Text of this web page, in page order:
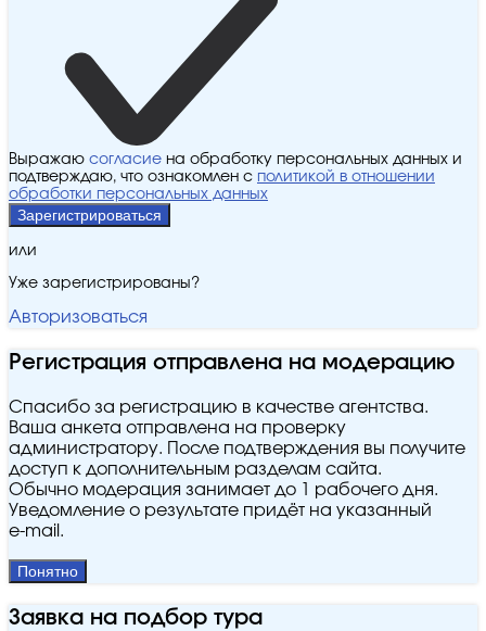
Выражаю согласие на обработку персональных данных и
подтверждаю, что ознакомлен с политикой в отношении
обработки персональных данных
Зарегистрироваться
или
Уже зарегистрированы?
Авторизоваться
Регистрация отправлена на модерацию
Спасибо за регистрацию в качестве агентства.
Ваша анкета отправлена на проверку
администратору. После подтверждения вы получите
доступ к дополнительным разделам сайта.
Обычно модерация занимает до 1 рабочего дня.
Уведомление о результате придёт на указанный
e‑mail.
Понятно
Заявка на подбор тура